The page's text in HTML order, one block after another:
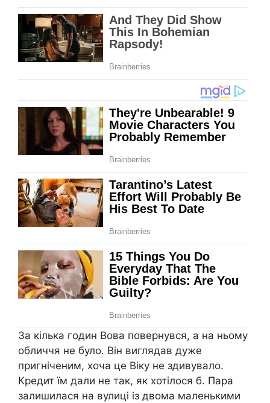
За кілька годин Вова повернувся, а на ньому
обличчя не було. Він виглядав дуже
пригніченим, хоча це Віку не здивувало.
Кредит їм дали не так, як хотілося б. Пара
залишилася на вулиці із двома маленькими